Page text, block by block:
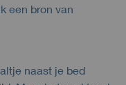
een bron van
naast je bed